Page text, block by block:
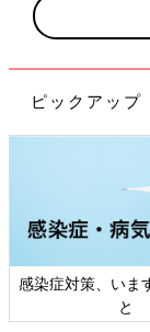
ピックアップ
、いますぐできるこ